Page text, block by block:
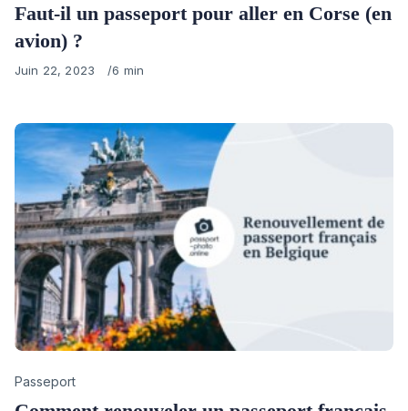
Faut-il un passeport pour aller en Corse (en
avion) ?
Published
Juin 22, 2023 6 min
Category
Passeport